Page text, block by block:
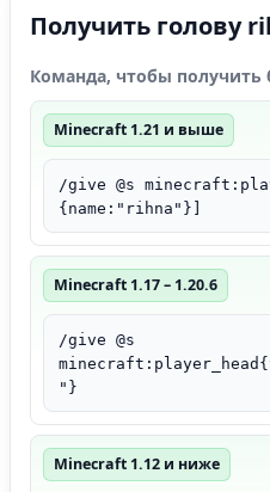
Получить голову
Команда, чтобы получить
Minecraft 1.21 и выше
/give @s
{name:"rihna"}]
Minecraft 1.17 – 1.20.6
/give @s
"}
Minecraft 1.12 и ниже